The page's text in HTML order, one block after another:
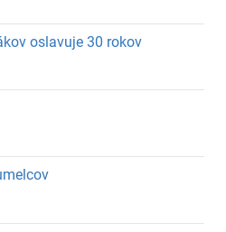
oslavuje 30 rokov